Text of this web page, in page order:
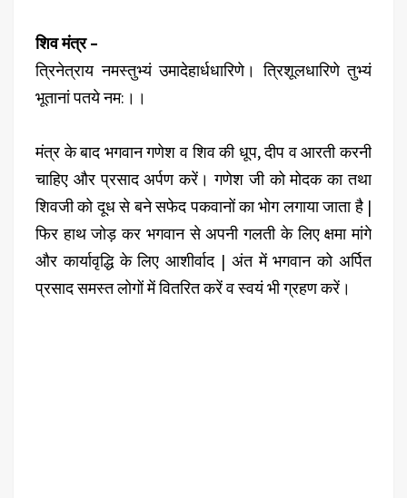
शिव मंत्र –
त्रिनेत्राय नमस्तुभ्यं उमादेहार्धधारिणे। त्रिशूलधारिणे तुभ्यं
भूतानां पतये नम:।।
मंत्र के बाद भगवान गणेश व शिव की धूप, दीप व आरती करनी
चाहिए और प्रसाद अर्पण करें। गणेश जी को मोदक का तथा
शिवजी को दूध से बने सफेद पकवानों का भोग लगाया जाता है |
फिर हाथ जोड़ कर भगवान से अपनी गलती के लिए क्षमा मांगे
और कार्यावृद्धि के लिए आशीर्वाद | अंत में भगवान को अर्पित
प्रसाद समस्त लोगों में वितरित करें व स्वयं भी ग्रहण करें।